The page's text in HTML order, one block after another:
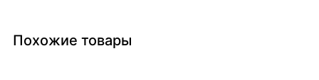
Похожие товары